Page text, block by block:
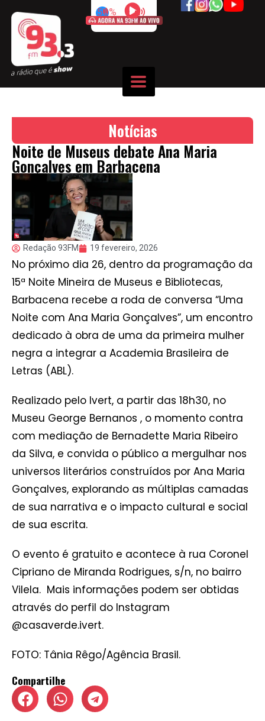
50%
Notícias
Noite de Museus debate Ana Maria
Gonçalves em Barbacena
Redação 93FM 19 fevereiro, 2026
No próximo dia 26, dentro da programação da
15ª Noite Mineira de Museus e Bibliotecas,
Barbacena recebe a roda de conversa “Uma
Noite com Ana Maria Gonçalves”, um encontro
dedicado à obra de uma da primeira mulher
negra a integrar a Academia Brasileira de
Letras (ABL).
Realizado pelo Ivert, a partir das 18h30, no
Museu George Bernanos , o momento contra
com mediação de Bernadette Maria Ribeiro
da Silva, e convida o público a mergulhar nos
universos literários construídos por Ana Maria
Gonçalves, explorando as múltiplas camadas
de sua narrativa e o impacto cultural e social
de sua escrita.
O evento é gratuito e acontece à rua Coronel
Cipriano de Miranda Rodrigues, s/n, no bairro
Vilela. Mais informações podem ser obtidas
através do perfil do Instagram
@casaverde.ivert.
FOTO: Tânia Rêgo/Agência Brasil.
Compartilhe